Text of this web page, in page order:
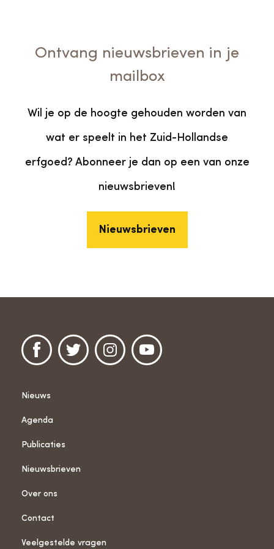
Ontvang nieuwsbrieven in je
mailbox
Wil je op de hoogte gehouden worden van
wat er speelt in het Zuid-Hollandse
erfgoed? Abonneer je dan op een van onze
nieuwsbrieven!
Nieuwsbrieven
Nieuws
Agenda
Publicaties
Nieuwsbrieven
Over ons
Contact
Veelgestelde vragen